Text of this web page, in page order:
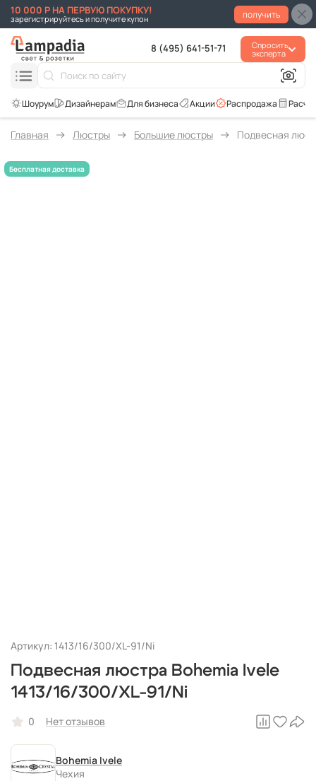
10 000 Р НА ПЕРВУЮ ПОКУПКУ!
зарегистрируйтесь и получите купон получить
8 (495) 641-51-71
Спросить
эксперта
Распродажа
Акции
Для бизнеса
Главная Люстры Большие люстры Подвесная
Артикул: 1413/16/300/XL-91/Ni
Подвесная люстра Bohemia Ivele
1413/16/300/XL-91/Ni
0 Нет отзывов
Bohemia Ivele
Чехия